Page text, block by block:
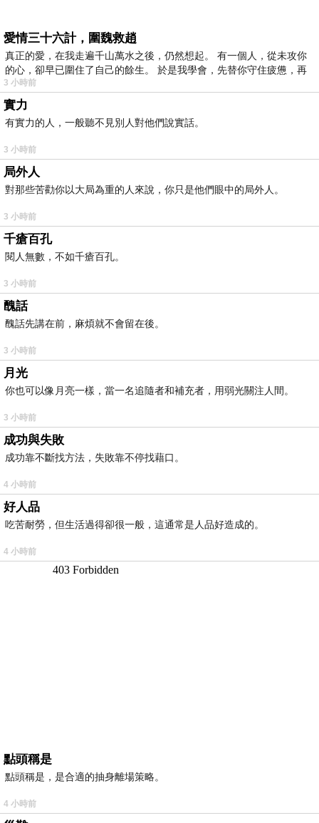
愛情三十六計，圍魏救趙
真正的愛，在我走遍千山萬水之後，仍然想起。 有一個人，從未攻你
的心，卻早已圍住了自己的餘生。 於是我學會，先替你守住疲憊，再
3 小時前
實力
有實力的人，一般聽不見別人對他們說實話。
3 小時前
局外人
對那些苦勸你以大局為重的人來說，你只是他們眼中的局外人。
3 小時前
千瘡百孔
閱人無數，不如千瘡百孔。
3 小時前
醜話
醜話先講在前，麻煩就不會留在後。
3 小時前
月光
你也可以像月亮一樣，當一名追隨者和補充者，用弱光關注人間。
3 小時前
成功與失敗
成功靠不斷找方法，失敗靠不停找藉口。
4 小時前
好人品
吃苦耐勞，但生活過得卻很一般，這通常是人品好造成的。
4 小時前
點頭稱是
點頭稱是，是合適的抽身離場策略。
4 小時前